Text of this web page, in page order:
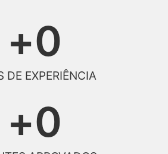
DE EXPERIÊNCIA
+0
+0